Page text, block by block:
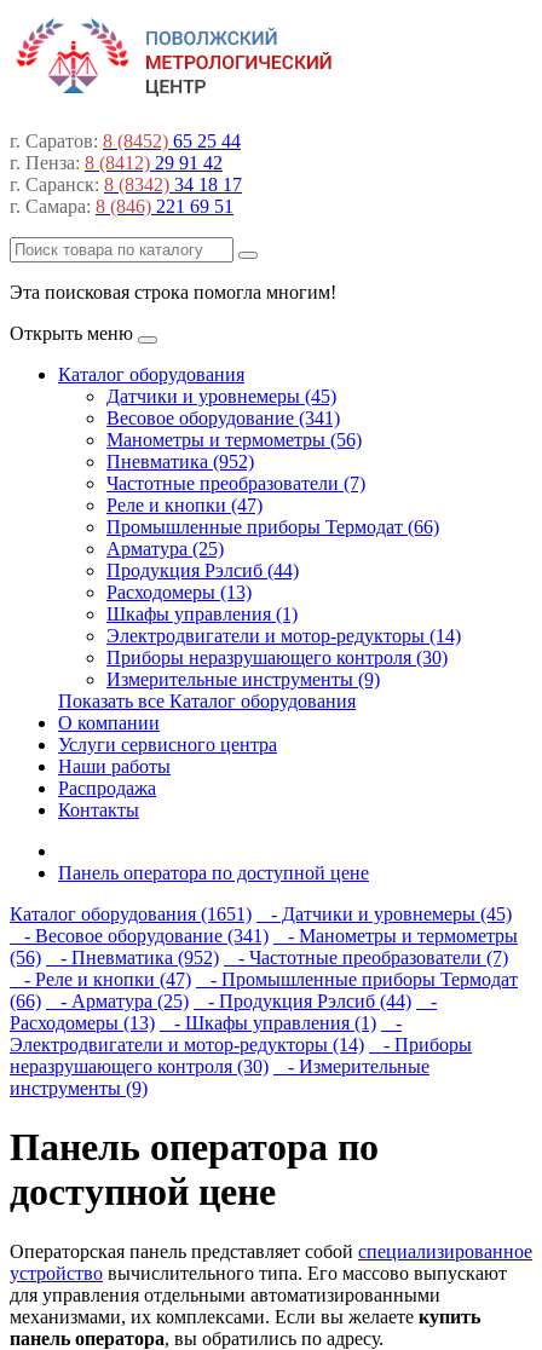
г. Саратов: 8 (8452) 65 25 44
г. Пенза: 8 (8412) 29 91 42
г. Саранск: 8 (8342) 34 18 17
г. Самара: 8 (846) 221 69 51
Эта поисковая строка помогла многим!
Открыть меню
Каталог оборудования
Датчики и уровнемеры (45)
Весовое оборудование (341)
Манометры и термометры (56)
Пневматика (952)
Частотные преобразователи (7)
Реле и кнопки (47)
Промышленные приборы Термодат (66)
Арматура (25)
Продукция Рэлсиб (44)
Расходомеры (13)
Шкафы управления (1)
Электродвигатели и мотор-редукторы (14)
Приборы неразрушающего контроля (30)
Измерительные инструменты (9)
Показать все Каталог оборудования
О компании
Услуги сервисного центра
Наши работы
Распродажа
Контакты
Панель оператора по доступной цене
Каталог оборудования (1651)
- Датчики и уровнемеры (45)
- Весовое оборудование (341)
- Манометры и термометры
(56)
- Пневматика (952)
- Частотные преобразователи (7)
- Реле и кнопки (47)
- Промышленные приборы Термодат
(66)
- Арматура (25) - Продукция Рэлсиб (44)
-
Расходомеры (13)
- Шкафы управления (1)
-
Электродвигатели и мотор-редукторы (14)
- Приборы
неразрушающего контроля (30)
- Измерительные
инструменты (9)
Панель оператора по
доступной цене
Операторская панель представляет собой специализированное
устройство вычислительного типа. Его массово выпускают
для управления отдельными автоматизированными
механизмами, их комплексами. Если вы желаете купить
панель оператора, вы обратились по адресу.